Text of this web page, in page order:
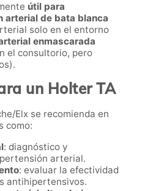
útil para
arterial de bata blanca
solo en el entorno
enmascarada
el consultorio, pero
un Holter TA
Elx se recomienda en
como:
: diagnóstico y
arterial.
: evaluar la efectividad
antihipertensivos.